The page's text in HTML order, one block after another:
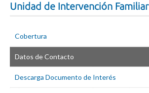
Unidad de Intervención Familiar
Cobertura
Datos de Contacto
Descarga Documento de Interés